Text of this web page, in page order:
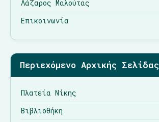
Λάζαρος Μαλούτας
Επικοινωνία
Περιεχόμενο Αρχικής Σελίδας
Πλατεία Νίκης
Βιβλιοθήκη